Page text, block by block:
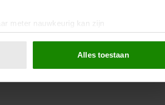
meter nauwkeurig kan zijn
(fingerprinting)
voor social media te bieden en om ons
onze site met onze partners voor social
Alles toestaan